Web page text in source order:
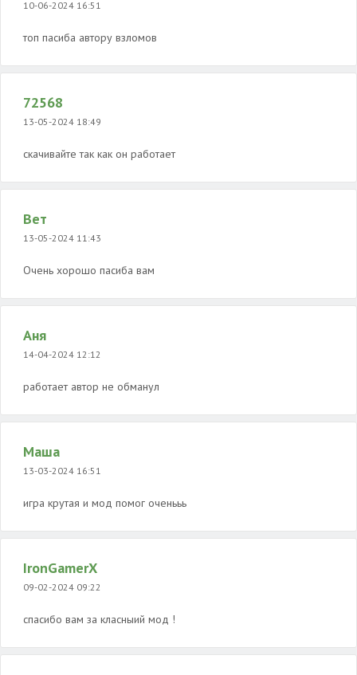
10-06-2024 16:51
топ пасиба автору взломов
72568
13-05-2024 18:49
скачивайте так как он работает
Вет
13-05-2024 11:43
Очень хорошо пасиба вам
Аня
14-04-2024 12:12
работает автор не обманул
Маша
13-03-2024 16:51
игра крутая и мод помог оченььь
IronGamerX
09-02-2024 09:22
спасибо вам за класныий мод !